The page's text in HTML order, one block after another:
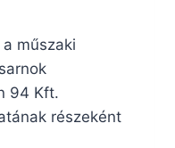
műszaki
94 Kft.
részeként